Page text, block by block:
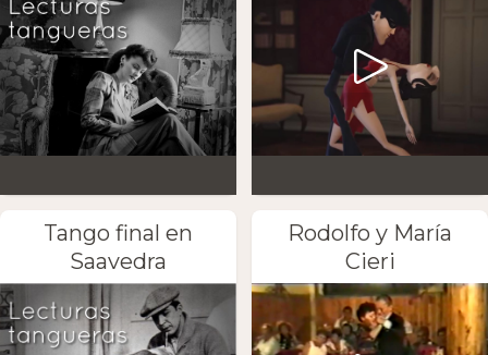
Tango final en
Saavedra
Rodolfo y María
Cieri